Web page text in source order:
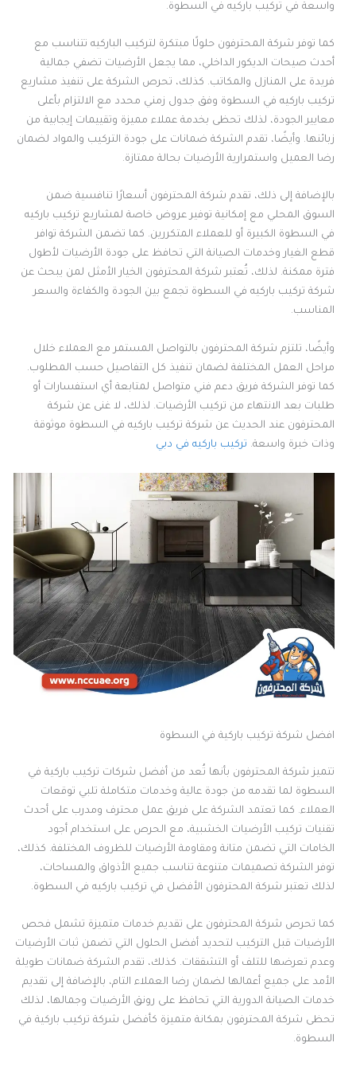
واسعة في تركيب باركيه في السطوة.
كما توفر شركة المحترفون حلولًا مبتكرة لتركيب الباركيه تتناسب مع
أحدث صيحات الديكور الداخلي، مما يجعل الأرضيات تضفي جمالية
فريدة على المنازل والمكاتب. كذلك، تحرص الشركة على تنفيذ مشاريع
تركيب باركيه في السطوة وفق جدول زمني محدد مع الالتزام بأعلى
معايير الجودة، لذلك تحظى بخدمة عملاء مميزة وتقييمات إيجابية من
زبائنها. وأيضًا، تقدم الشركة ضمانات على جودة التركيب والمواد لضمان
رضا العميل واستمرارية الأرضيات بحالة ممتازة.
بالإضافة إلى ذلك، تقدم شركة المحترفون أسعارًا تنافسية ضمن
السوق المحلي مع إمكانية توفير عروض خاصة لمشاريع تركيب باركيه
في السطوة الكبيرة أو للعملاء المتكررين. كما تضمن الشركة توافر
قطع الغيار وخدمات الصيانة التي تحافظ على جودة الأرضيات لأطول
فترة ممكنة. لذلك، تُعتبر شركة المحترفون الخيار الأمثل لمن يبحث عن
شركة تركيب باركيه في السطوة تجمع بين الجودة والكفاءة والسعر
المناسب.
وأيضًا، تلتزم شركة المحترفون بالتواصل المستمر مع العملاء خلال
مراحل العمل المختلفة لضمان تنفيذ كل التفاصيل حسب المطلوب.
كما توفر الشركة فريق دعم فني متواصل لمتابعة أي استفسارات أو
طلبات بعد الانتهاء من تركيب الأرضيات. لذلك، لا غنى عن شركة
المحترفون عند الحديث عن شركة تركيب باركيه في السطوة موثوقة
وذات خبرة واسعة. تركيب باركيه في دبي
افضل شركة تركيب باركية في السطوة
تتميز شركة المحترفون بأنها تُعد من أفضل شركات تركيب باركية في
السطوة لما تقدمه من جودة عالية وخدمات متكاملة تلبي توقعات
العملاء. كما تعتمد الشركة على فريق عمل محترف ومدرب على أحدث
تقنيات تركيب الأرضيات الخشبية، مع الحرص على استخدام أجود
الخامات التي تضمن متانة ومقاومة الأرضيات للظروف المختلفة. كذلك،
توفر الشركة تصميمات متنوعة تناسب جميع الأذواق والمساحات،
لذلك تعتبر شركة المحترفون الأفضل في تركيب باركيه في السطوة.
كما تحرص شركة المحترفون على تقديم خدمات متميزة تشمل فحص
الأرضيات قبل التركيب لتحديد أفضل الحلول التي تضمن ثبات الأرضيات
وعدم تعرضها للتلف أو التشققات. كذلك، تقدم الشركة ضمانات طويلة
الأمد على جميع أعمالها لضمان رضا العملاء التام، بالإضافة إلى تقديم
خدمات الصيانة الدورية التي تحافظ على رونق الأرضيات وجمالها، لذلك
تحظى شركة المحترفون بمكانة متميزة كأفضل شركة تركيب باركية في
السطوة.